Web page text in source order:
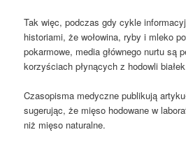
Tak więc, podczas gdy cykle
historiami, że wołowina, ryby i mleko
pokarmowe, media głównego nurtu są
korzyściach płynących z hodowli
Czasopisma medyczne publikują
sugerując, że mięso hodowane w
niż mięso naturalne.